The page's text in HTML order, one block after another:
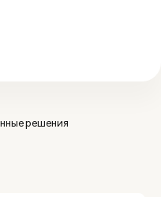
решения